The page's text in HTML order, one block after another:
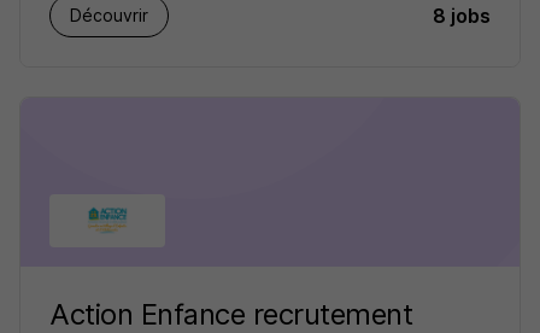
Découvrir 8 jobs
Action Enfance recrutement